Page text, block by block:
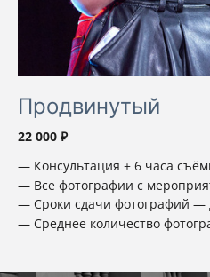
Продвинутый
22 000 ₽
Консультация + 6 часа
Все фотографии с
Сроки сдачи фотографий —
Среднее количество